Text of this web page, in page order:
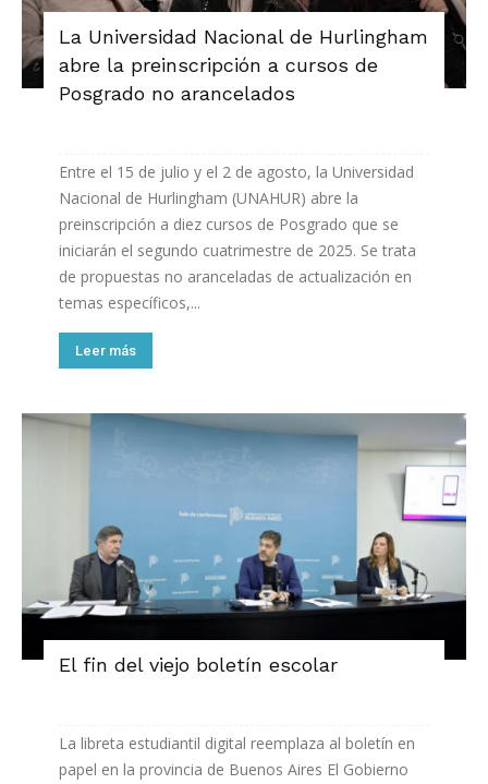
La Universidad Nacional de Hurlingham
abre la preinscripción a cursos de
Posgrado no arancelados
Entre el 15 de julio y el 2 de agosto, la Universidad
Nacional de Hurlingham (UNAHUR) abre la
preinscripción a diez cursos de Posgrado que se
iniciarán el segundo cuatrimestre de 2025. Se trata
de propuestas no aranceladas de actualización en
temas específicos,...
Leer más
El fin del viejo boletín escolar
La libreta estudiantil digital reemplaza al boletín en
papel en la provincia de Buenos Aires El Gobierno